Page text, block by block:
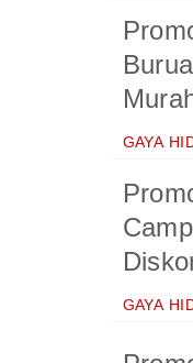
GAYA
GAYA